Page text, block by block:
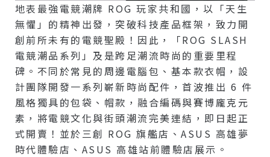
地表最強電競潮牌 ROG 玩家共和國，以「天生
無懼」的精神出發，突破科技產品框架，致力開
創前所未有的電競聖殿！因此，「ROG SLASH
電競潮品系列」及是跨足潮流時尚的重要里程
碑。不同於常見的周邊電腦包、基本款衣帽，設
計團隊開發一系列嶄新時尚配件，首波推出 6 件
風格獨具的包袋、帽款，融合編碼與賽博龐克元
素，將電競文化與街頭潮流完美連結，即日起正
式開賣！並於三創 ROG 旗艦店、ASUS 高雄夢
時代體驗店、ASUS 高雄站前體驗店展示。